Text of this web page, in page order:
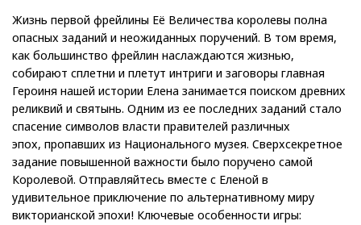
Жизнь первой фрейлины Её Величества королевы полна
опасных заданий и неожиданных поручений. В том время,
как большинство фрейлин наслаждаются жизнью,
собирают сплетни и плетут интриги и заговоры главная
Героиня нашей истории Елена занимается поиском древних
реликвий и святынь. Одним из ее последних заданий стало
спасение символов власти правителей различных
эпох, пропавших из Национального музея. Сверхсекретное
задание повышенной важности было поручено самой
Королевой. Отправляйтесь вместе с Еленой в
удивительное приключение по альтернативному миру
викторианской эпохи! Ключевые особенности игры: